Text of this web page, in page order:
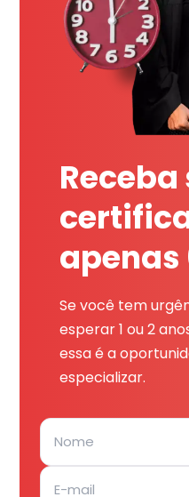
Receba
apenas
Se você tem
esperar 1 ou 2
essa é a
especializar.